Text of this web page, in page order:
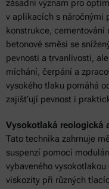
zásadní význam pro
v aplikacích s náročnými
konstrukce, cementování
betonové směsi se
pevnosti a trvanlivosti,
míchání, čerpání a
vysokého tlaku pomáhá
zajišťují pevnost i
Vysokotlaká reologická
Tato technika zahrnuje
suspenzí pomocí
vybaveného
viskozity při různých